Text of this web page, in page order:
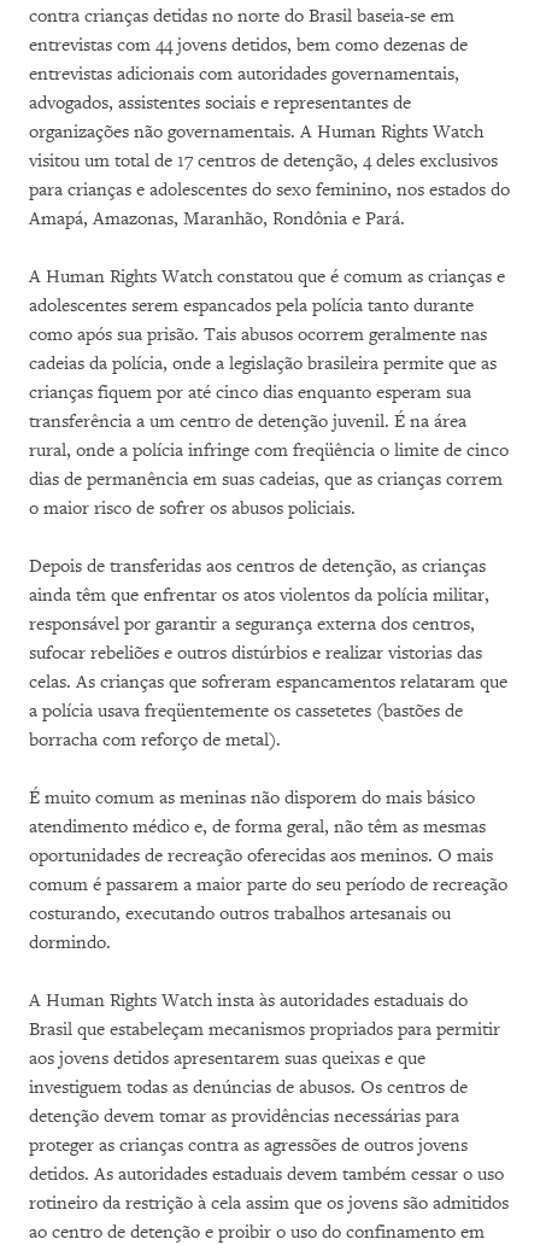
contra crianças detidas no norte do Brasil baseia-se em
entrevistas com 44 jovens detidos, bem como dezenas de
entrevistas adicionais com autoridades governamentais,
advogados, assistentes sociais e representantes de
organizações não governamentais. A Human Rights Watch
visitou um total de 17 centros de detenção, 4 deles exclusivos
para crianças e adolescentes do sexo feminino, nos estados do
Amapá, Amazonas, Maranhão, Rondônia e Pará.
A Human Rights Watch constatou que é comum as crianças e
adolescentes serem espancados pela polícia tanto durante
como após sua prisão. Tais abusos ocorrem geralmente nas
cadeias da polícia, onde a legislação brasileira permite que as
crianças fiquem por até cinco dias enquanto esperam sua
transferência a um centro de detenção juvenil. É na área
rural, onde a polícia infringe com freqüência o limite de cinco
dias de permanência em suas cadeias, que as crianças correm
o maior risco de sofrer os abusos policiais.
Depois de transferidas aos centros de detenção, as crianças
ainda têm que enfrentar os atos violentos da polícia militar,
responsável por garantir a segurança externa dos centros,
sufocar rebeliões e outros distúrbios e realizar vistorias das
celas. As crianças que sofreram espancamentos relataram que
a polícia usava freqüentemente os cassetetes (bastões de
borracha com reforço de metal).
É muito comum as meninas não disporem do mais básico
atendimento médico e, de forma geral, não têm as mesmas
oportunidades de recreação oferecidas aos meninos. O mais
comum é passarem a maior parte do seu período de recreação
costurando, executando outros trabalhos artesanais ou
dormindo.
A Human Rights Watch insta às autoridades estaduais do
Brasil que estabeleçam mecanismos propriados para permitir
aos jovens detidos apresentarem suas queixas e que
investiguem todas as denúncias de abusos. Os centros de
detenção devem tomar as providências necessárias para
proteger as crianças contra as agressões de outros jovens
detidos. As autoridades estaduais devem também cessar o uso
rotineiro da restrição à cela assim que os jovens são admitidos
ao centro de detenção e proibir o uso do confinamento em